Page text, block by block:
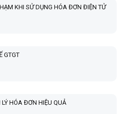
KHI SỬ DỤNG HÓA ĐƠN ĐIỆN TỬ
GTGT
LÝ HÓA ĐƠN HIỆU QUẢ